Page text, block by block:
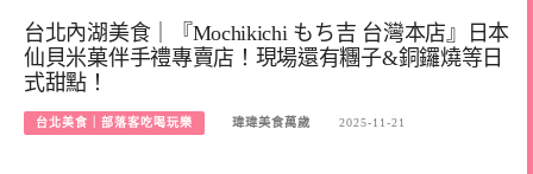
台北內湖美食｜『Mochikichi もち吉 台灣本店』日本
仙貝米菓伴手禮專賣店！現場還有糰子&銅鑼燒等日
式甜點！
台北美食｜部落客吃喝玩樂 瑋瑋美食萬歲 2025-11-21